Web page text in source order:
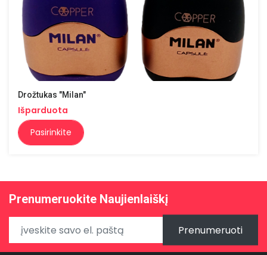
Drožtukas "Milan"
Išparduota
Pasirinkite
Prenumeruokite Naujienlaiškį
Prenumeruoti